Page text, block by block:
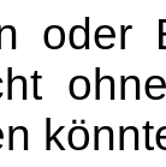
oder